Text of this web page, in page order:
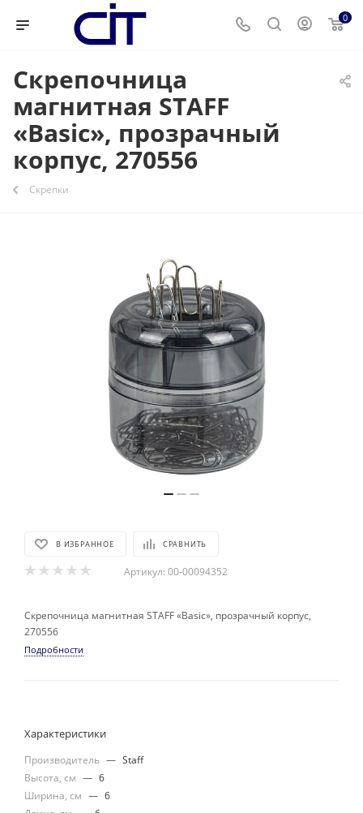
0
Скрепочница
магнитная STAFF
«Basic», прозрачный
корпус, 270556
Скрепки
В ИЗБРАННОЕ СРАВНИТЬ
Артикул: 00-00094352
Скрепочница магнитная STAFF «Basic», прозрачный корпус,
270556
Подробности
Характеристики
Производитель — Staff
Высота, см — 6
Ширина, см — 6